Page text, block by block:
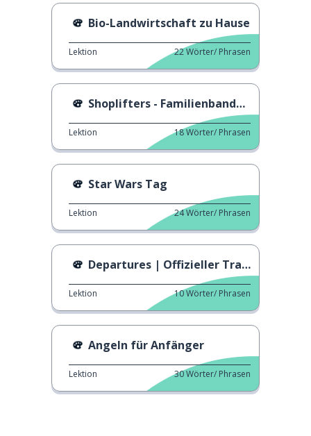
Bio-Landwirtschaft zu Hause
Lektion 22Wörter/ Phrasen
Shoplifters - Familienbande | Offizieller Trailer
Lektion 18Wörter/ Phrasen
Star Wars Tag
Lektion 24Wörter/ Phrasen
Departures | Offizieller Trailer
Lektion 10Wörter/ Phrasen
Angeln für Anfänger
Lektion 30Wörter/ Phrasen